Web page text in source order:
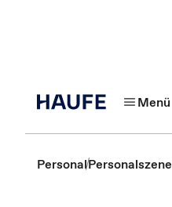
Menü
PersonalPersonalszene